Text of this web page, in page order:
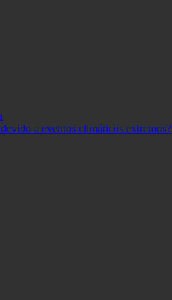
a eventos climáticos extremos?